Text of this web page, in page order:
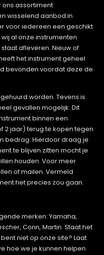
ons assortiment
wisselend aanbod in
voor iedereen een geschikt
al onze instrumenten
afleveren. Nieuw of
het instrument geheel
bevonden voordat deze de
worden. Tevens is
gevallen mogelijk. Dit
binnen een
2 jaar) terug te kopen tegen
bedrag. Hierdoor draag je
te blijven zitten mocht je
houden. Voor meer
of mailen. Vermeld
het precies zou gaan.
merken: Yamaha,
Conn, Martin. Staat het
niet op onze site? Laat
hoe we je kunnen helpen.